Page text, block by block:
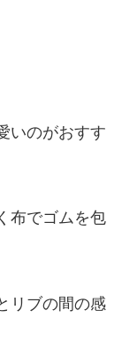
いのがおすす
布でゴムを包
リブの間の感